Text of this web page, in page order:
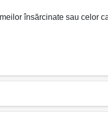
însărcinate sau celor